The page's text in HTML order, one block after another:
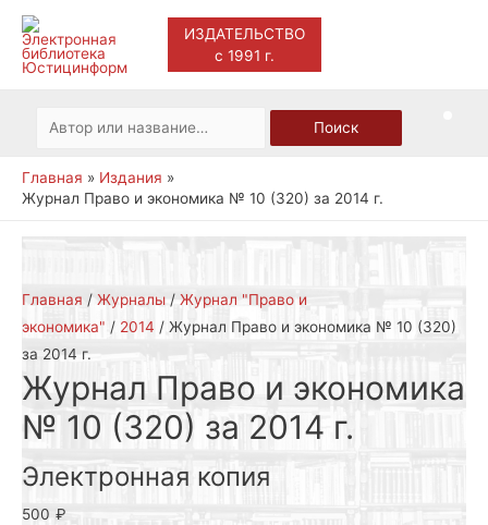
ИЗДАТЕЛЬСТВО
с 1991 г.
Искать:
Поиск
Главная
Издания
Журнал Право и экономика № 10 (320) за 2014 г.
Главная / Журналы / Журнал "Право и
экономика" / 2014 / Журнал Право и экономика № 10 (320)
за 2014 г.
Журнал Право и экономика
№ 10 (320) за 2014 г.
Электронная копия
500 ₽